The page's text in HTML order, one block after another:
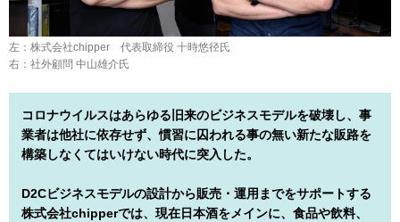
左：株式会社chipper 代表取締役 十時悠径氏
右：社外顧問 中山雄介氏
コロナウイルスはあらゆる旧来のビジネスモデルを破壊し、事
業者は他社に依存せず、慣習に囚われる事の無い新たな販路を
構築しなくてはいけない時代に突入した。
D2Cビジネスモデルの設計から販売・運用までをサポートする
株式会社chipperでは、現在日本酒をメインに、食品や飲料、